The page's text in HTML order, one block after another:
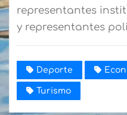
representantes
y representantes
Deporte
Turismo